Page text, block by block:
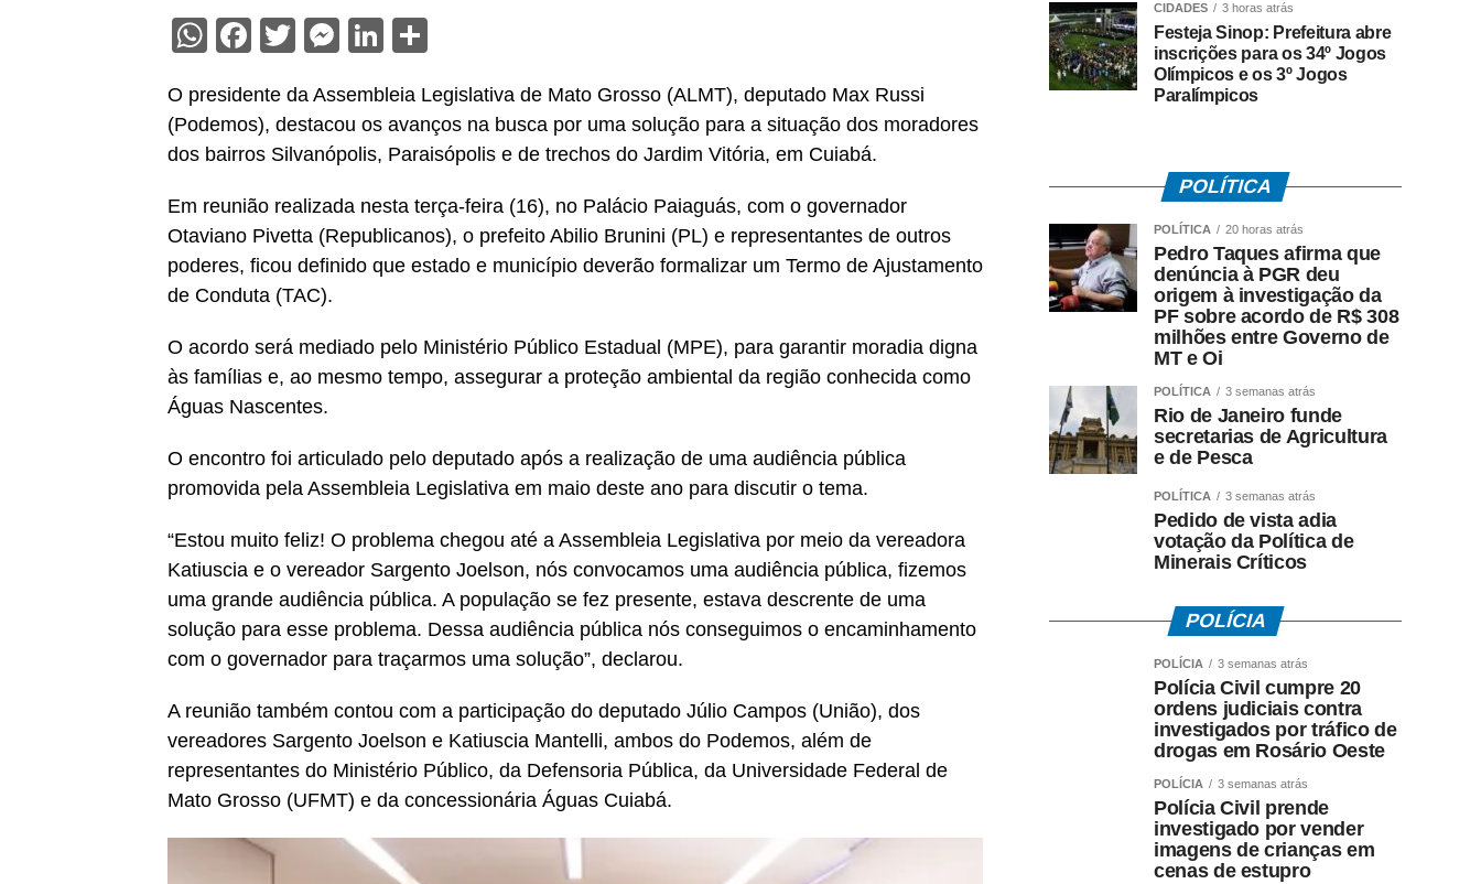
WhatsApp
Facebook
Twitter
Messenger
LinkedIn
O presidente da Assembleia Legislativa de Mato Grosso (ALMT), deputado Max Russi
(Podemos), destacou os avanços na busca por uma solução para a situação dos moradores
dos bairros Silvanópolis, Paraisópolis e de trechos do Jardim Vitória, em Cuiabá.
Em reunião realizada nesta terça-feira (16), no Palácio Paiaguás, com o governador
Otaviano Pivetta (Republicanos), o prefeito Abilio Brunini (PL) e representantes de outros
poderes, ficou definido que estado e município deverão formalizar um Termo de Ajustamento
de Conduta (TAC).
O acordo será mediado pelo Ministério Público Estadual (MPE), para garantir moradia digna
às famílias e, ao mesmo tempo, assegurar a proteção ambiental da região conhecida como
Águas Nascentes.
O encontro foi articulado pelo deputado após a realização de uma audiência pública
promovida pela Assembleia Legislativa em maio deste ano para discutir o tema.
“Estou muito feliz! O problema chegou até a Assembleia Legislativa por meio da vereadora
Katiuscia e o vereador Sargento Joelson, nós convocamos uma audiência pública, fizemos
uma grande audiência pública. A população se fez presente, estava descrente de uma
solução para esse problema. Dessa audiência pública nós conseguimos o encaminhamento
com o governador para traçarmos uma solução”, declarou.
A reunião também contou com a participação do deputado Júlio Campos (União), dos
vereadores Sargento Joelson e Katiuscia Mantelli, ambos do Podemos, além de
representantes do Ministério Público, da Defensoria Pública, da Universidade Federal de
Mato Grosso (UFMT) e da concessionária Águas Cuiabá.
CIDADES 3 horas atrás
Festeja Sinop: Prefeitura abre
inscrições para os 34º Jogos
Olímpicos e os 3º Jogos
Paralímpicos
POLÍTICA
POLÍTICA 20 horas atrás
Pedro Taques afirma que
denúncia à PGR deu
origem à investigação da
PF sobre acordo de R$ 308
milhões entre Governo de
MT e Oi
POLÍTICA 3 semanas atrás
Rio de Janeiro funde
secretarias de Agricultura
e de Pesca
POLÍTICA 3 semanas atrás
Pedido de vista adia
votação da Política de
Minerais Críticos
POLÍCIA
POLÍCIA 3 semanas atrás
Polícia Civil cumpre 20
ordens judiciais contra
investigados por tráfico de
drogas em Rosário Oeste
POLÍCIA 3 semanas atrás
Polícia Civil prende
investigado por vender
imagens de crianças em
cenas de estupro